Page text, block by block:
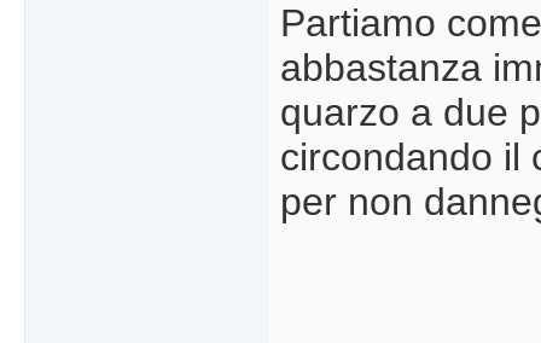
Partiamo
abbastanza
quarzo a due
circondando il
per non